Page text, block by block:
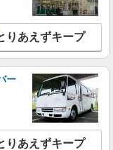
りあえずキープ
ー
りあえずキープ